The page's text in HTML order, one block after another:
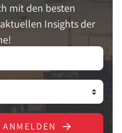
mit den besten
Insights der